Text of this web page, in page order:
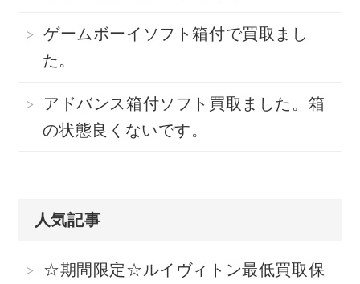
ゲームボーイソフト箱付で買取まし
た。
アドバンス箱付ソフト買取ました。箱
の状態良くないです。
人気記事
☆期間限定☆ルイヴィトン最低買取保